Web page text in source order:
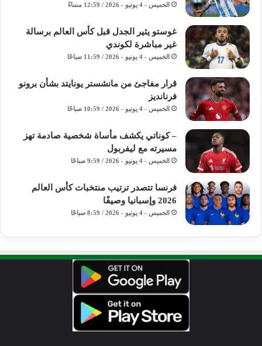
الخميس - 4 يونيو - 2026 / 12:59 مساءً
غوستو يثير الجدل قبل كأس العالم برسالة
غير مباشرة لكوندي
الخميس - 4 يونيو - 2026 / 11:59 صباحًا
قرار مفاجئ من مانشستر يونايتد بشأن برونو
فرنانديز
الخميس - 4 يونيو - 2026 / 10:59 صباحًا
– كوناتي يكشف مأساة شخصية صادمة تهز
مسيرته مع ليفربول
الخميس - 4 يونيو - 2026 / 9:59 صباحًا
فرنسا تتصدر ترتيب منتخبات كأس العالم
2026 وإسبانيا وصيفًا
الخميس - 4 يونيو - 2026 / 8:59 صباحًا